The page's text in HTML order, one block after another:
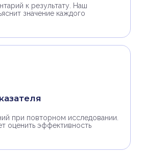
к результату. Наш
значение каждого
при повторном исследовании.
оценить эффективность